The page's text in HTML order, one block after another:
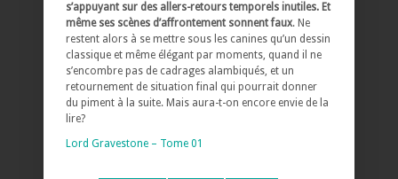
s’appuyant sur des allers-retours temporels inutiles. Et
même ses scènes d’affrontement sonnent faux. Ne
restent alors à se mettre sous les canines qu’un dessin
classique et même élégant par moments, quand il ne
s’encombre pas de cadrages alambiqués, et un
retournement de situation final qui pourrait donner
du piment à la suite. Mais aura-t-on encore envie de la
lire?
Lord Gravestone – Tome 01